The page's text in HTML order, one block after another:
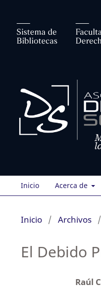
Inicio Acerca de
Inicio / Archivos /
El Debido
Raúl